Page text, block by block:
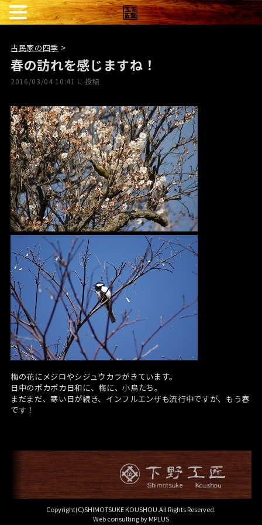
古民家の四季 >
春の訪れを感じますね！
2016/03/04 10:41 に投稿
梅の花にメジロやシジュウカラがきています。
日中のポカポカ日和に、梅に、小鳥たち。
まだまだ、寒い日が続き、インフルエンザも流行中ですが、もう春
です！
Copyright(C)SHIMOTSUKE KOUSHOU.All Rights Reserved.
Web consulting byMPLUS